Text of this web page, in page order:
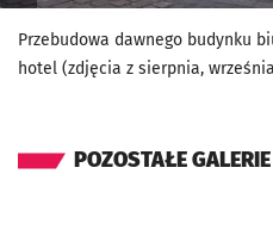
Przebudowa dawnego budynku
hotel (zdjęcia z sierpnia,
POZOSTAŁE